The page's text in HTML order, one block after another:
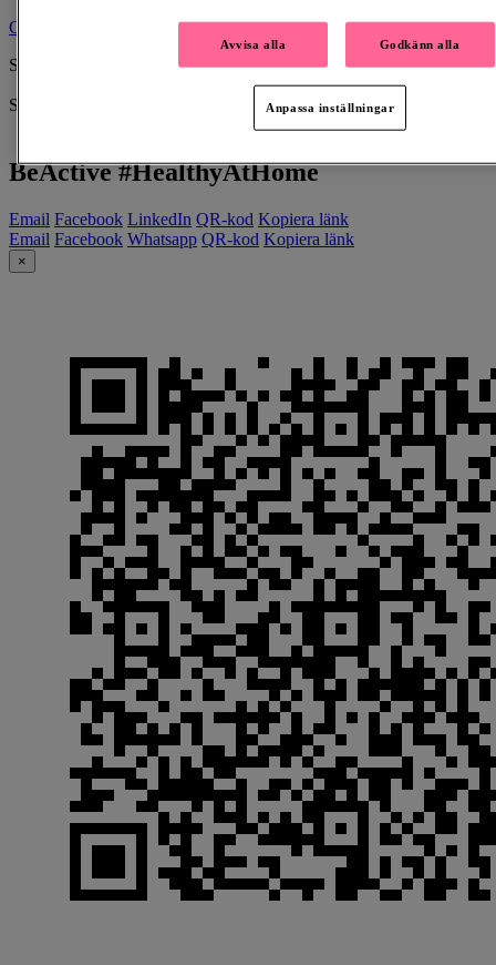
Ge en gåva
Skapad av:
Samlar in till:
BeActive #HealthyAtHome
Email Facebook LinkedIn QR-kod Kopiera länk
Email Facebook Whatsapp QR-kod Kopiera länk
×
Avvisa alla Godkänn alla
Anpassa inställningar